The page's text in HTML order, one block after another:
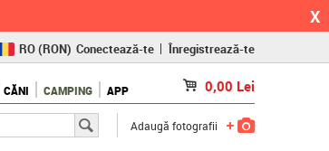
X
(KČ)
SK(€)
RO(RON) Conectează-te Înregistrează-te
CĂNI CAMPING APP 0,00 Lei
Adaugă fotografii